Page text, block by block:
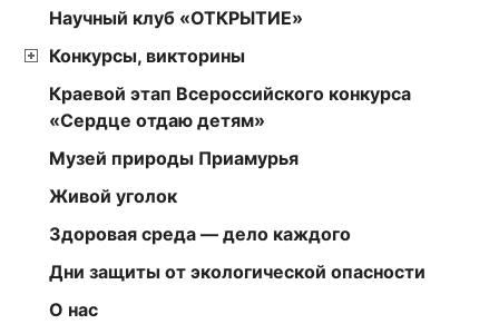
Научный клуб «ОТКРЫТИЕ»
Конкурсы, викторины
Краевой этап Всероссийского конкурса
«Сердце отдаю детям»
Музей природы Приамурья
Живой уголок
Здоровая среда — дело каждого
Дни защиты от экологической опасности
О нас